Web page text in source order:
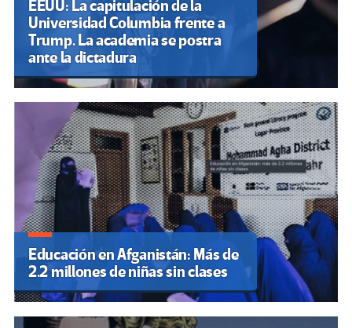
EEUU: La capitulación de la
Universidad Columbia frente a
Trump. La academia se postra
ante la dictadura
Educación en Afganistán: Más de
2.2 millones de niñas sin clases